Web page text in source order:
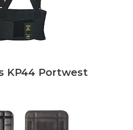
KP44 Portwest